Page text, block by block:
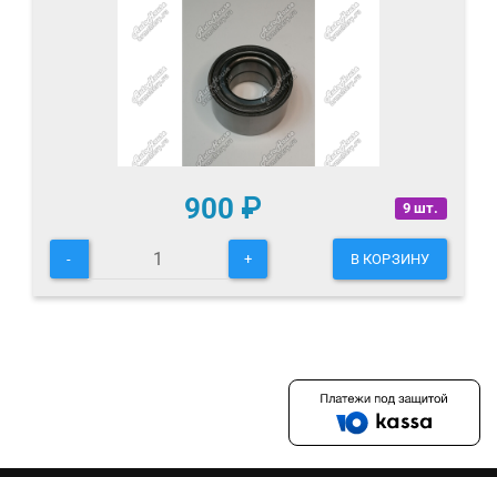
9 шт.
900 ₽
- + В КОРЗИНУ